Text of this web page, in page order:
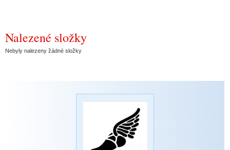
Nalezené složky
Nebyly nalezeny žádné složky